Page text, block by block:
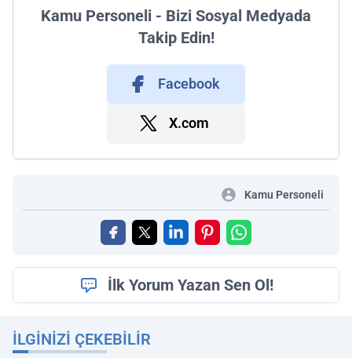
Kamu Personeli - Bizi Sosyal Medyada
Takip Edin!
Facebook
X.com
Kamu Personeli
İlk Yorum Yazan Sen Ol!
İLGINIZI ÇEKEBILIR